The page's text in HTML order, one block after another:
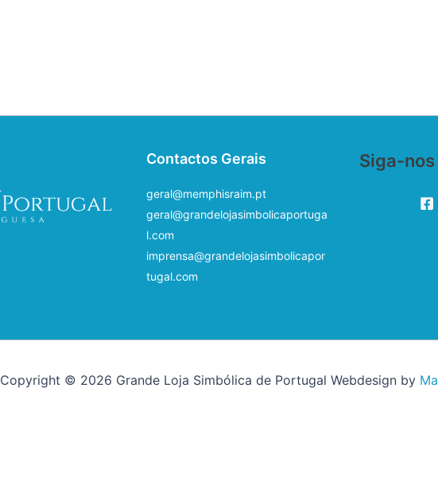
Contactos Gerais
geral@memphisraim.pt
geral@grandelojasimbolicaportuga
l.com
imprensa@grandelojasimbolicapor
tugal.com
Siga-nos
Copyright © 2026 Grande Loja Simbólica de Portugal Webdesign by